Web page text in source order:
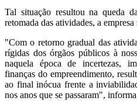
Tal situação resultou na queda
retomada das atividades, a
"Com o retorno gradual das
rígidas dos órgãos públicos à
naquela época de incertezas,
finanças do empreendimento,
ao final inócua frente a
nos anos que se passaram",